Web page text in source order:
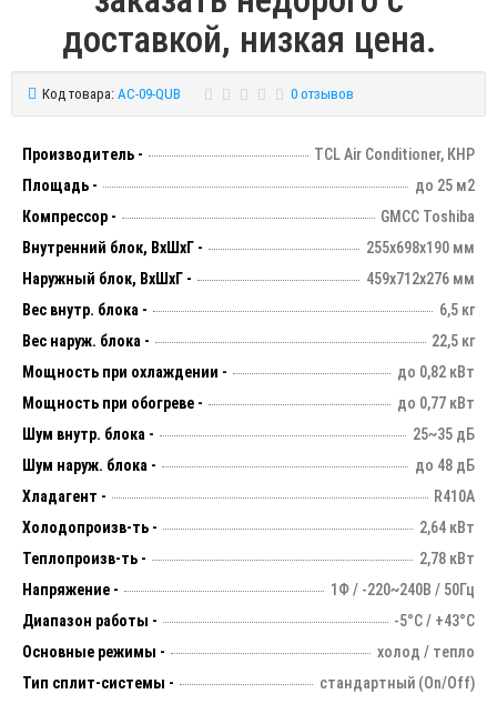
доставкой, низкая цена.
Код товара: AC-09-QUB 0 отзывов
Производитель -
TCL Air Conditioner, КНР
Площадь -
до 25 м2
Компрессор -
GMCC Toshiba
Внутренний блок, ВхШхГ -
255х698х190 мм
Наружный блок, ВхШхГ -
459х712х276 мм
Вес внутр. блока -
6,5 кг
Вес наруж. блока -
22,5 кг
Мощность при охлаждении -
до 0,82 кВт
Мощность при обогреве -
до 0,77 кВт
Шум внутр. блока -
25~35 дБ
Шум наруж. блока -
до 48 дБ
Хладагент -
R410А
Холодопроизв-ть -
2,64 кВт
Теплопроизв-ть -
2,78 кВт
Напряжение -
1Ф / -220~240В / 50Гц
Диапазон работы -
-5°С / +43°С
Основные режимы -
холод / тепло
Тип сплит-системы -
стандартный (On/Off)